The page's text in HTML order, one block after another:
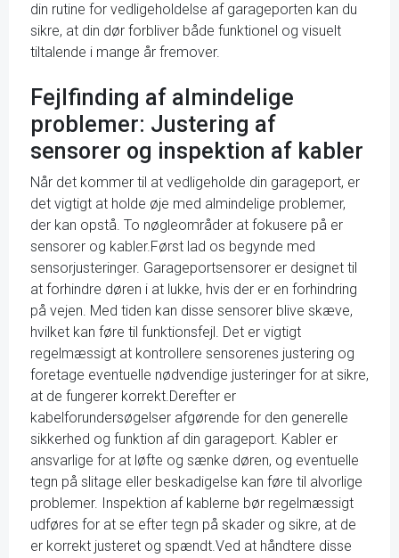
din rutine for vedligeholdelse af garageporten kan du
sikre, at din dør forbliver både funktionel og visuelt
tiltalende i mange år fremover.
Fejlfinding af almindelige
problemer: Justering af
sensorer og inspektion af kabler
Når det kommer til at vedligeholde din garageport, er
det vigtigt at holde øje med almindelige problemer,
der kan opstå. To nøgleområder at fokusere på er
sensorer og kabler.Først lad os begynde med
sensorjusteringer. Garageportsensorer er designet til
at forhindre døren i at lukke, hvis der er en forhindring
på vejen. Med tiden kan disse sensorer blive skæve,
hvilket kan føre til funktionsfejl. Det er vigtigt
regelmæssigt at kontrollere sensorenes justering og
foretage eventuelle nødvendige justeringer for at sikre,
at de fungerer korrekt.Derefter er
kabelforundersøgelser afgørende for den generelle
sikkerhed og funktion af din garageport. Kabler er
ansvarlige for at løfte og sænke døren, og eventuelle
tegn på slitage eller beskadigelse kan føre til alvorlige
problemer. Inspektion af kablerne bør regelmæssigt
udføres for at se efter tegn på skader og sikre, at de
er korrekt justeret og spændt.Ved at håndtere disse